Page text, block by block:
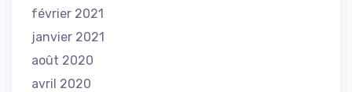
février 2021
janvier 2021
août 2020
avril 2020